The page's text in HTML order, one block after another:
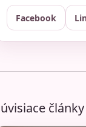
Facebook
články